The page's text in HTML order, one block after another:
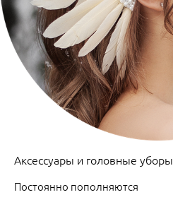
Аксессуары и головные уборы
Постоянно пополняются